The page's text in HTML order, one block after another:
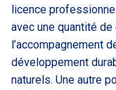
licence
avec une quantité
l’accompagnement
développement
naturels. Une autre